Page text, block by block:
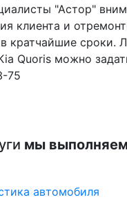
"Астор"
клиента и
кратчайшие сроки.
Quoris можно
75
мы
автомобиля